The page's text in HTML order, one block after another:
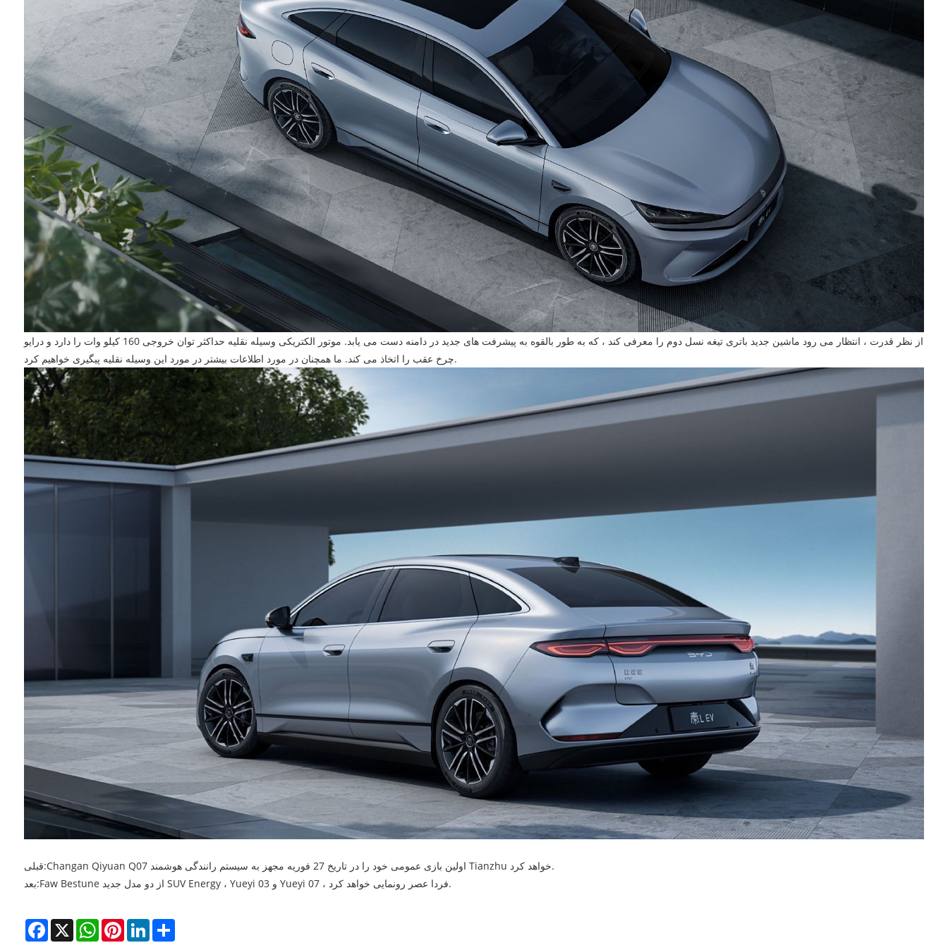
از نظر قدرت ، انتظار می رود ماشین جدید باتری تیغه نسل دوم را معرفی کند ، که به طور بالقوه به پیشرفت های جدید در دامنه دست می یابد. موتور الکتریکی وسیله نقلیه حداکثر توان خروجی 160 کیلو وات را دارد و درایو
چرخ عقب را اتخاذ می کند. ما همچنان در مورد اطلاعات بیشتر در مورد این وسیله نقلیه پیگیری خواهیم کرد.
قبلی:
Changan Qiyuan Q07 اولین بازی عمومی خود را در تاریخ 27 فوریه مجهز به سیستم رانندگی هوشمند Tianzhu خواهد کرد.
بعد:
Faw Bestune از دو مدل جدید SUV Energy ، Yueyi 03 و Yueyi 07 ، فردا عصر رونمایی خواهد کرد.
Facebook
X WhatsAppPinterestLinkedInShare